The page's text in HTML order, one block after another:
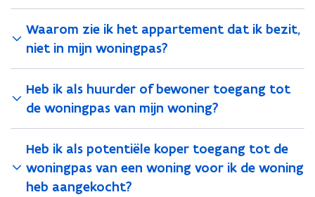
Waarom zie ik het appartement dat ik bezit,
niet in mijn woningpas?
Heb ik als huurder of bewoner toegang tot
de woningpas van mijn woning?
Heb ik als potentiële koper toegang tot de
woningpas van een woning voor ik de woning
heb aangekocht?